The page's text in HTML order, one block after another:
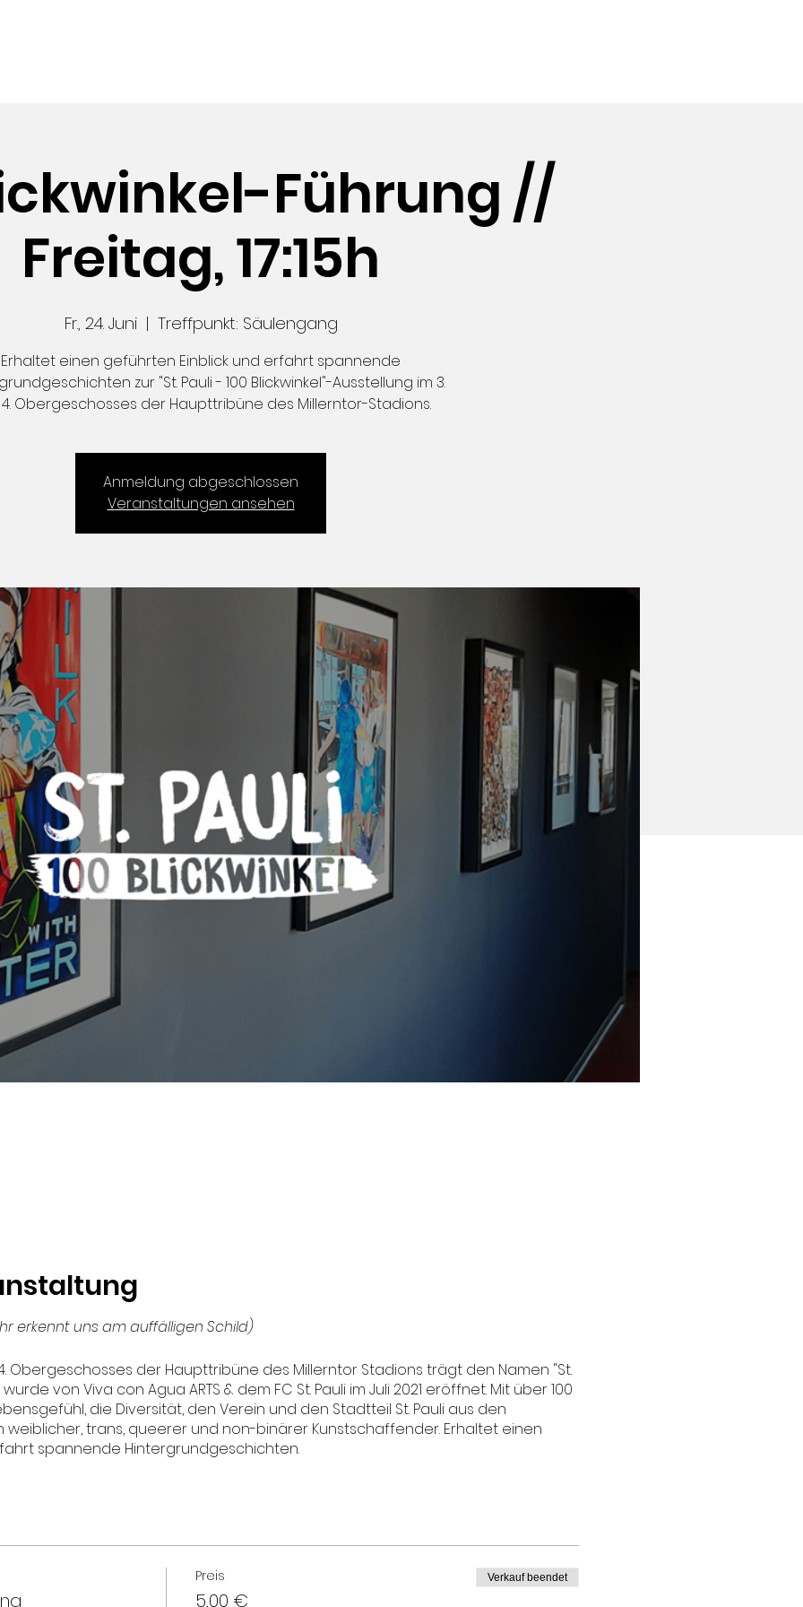
Führung //
Freitag, 17:15h
Fr., 24. Juni
  |
Treffpunkt: Säulengang
Erhaltet einen geführten Einblick und erfahrt spannende
zur "St. Pauli - 100 Blickwinkel"-Ausstellung im 3.
Obergeschosses der Haupttribüne des Millerntor-Stadions.
Anmeldung abgeschlossen
Veranstaltungen ansehen
erkennt uns am auffälligen Schild)
Obergeschosses der Haupttribüne des Millerntor Stadions trägt den Namen "St.
von Viva con Agua ARTS & dem FC St. Pauli im Juli 2021 eröffnet. Mit über 100
die Diversität, den Verein und den Stadtteil St. Pauli aus den
weiblicher, trans, queerer und non-binärer Kunstschaffender. Erhaltet einen
spannende Hintergrundgeschichten.
Preis
5,00 €
Verkauf beendet